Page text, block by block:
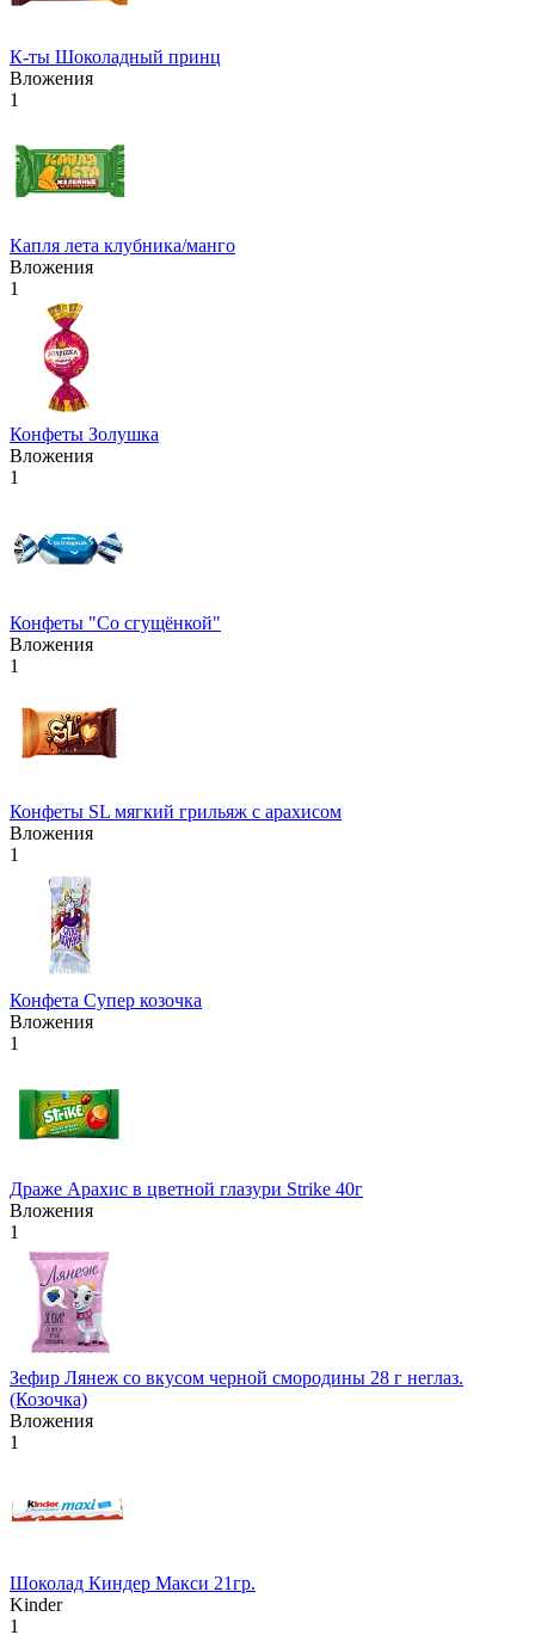
К-ты Шоколадный принц
Вложения
1
Капля лета клубника/манго
Вложения
1
Конфеты Золушка
Вложения
1
Конфеты "Со сгущёнкой"
Вложения
1
Конфеты SL мягкий грильяж с арахисом
Вложения
1
Конфета Супер козочка
Вложения
1
Драже Арахис в цветной глазури Strike 40г
Вложения
1
Зефир Лянеж со вкусом черной смородины 28 г неглаз.
(Козочка)
Вложения
1
Шоколад Киндер Макси 21гр.
Kinder
1